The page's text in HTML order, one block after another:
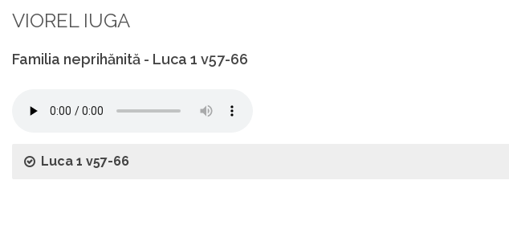
VIOREL IUGA
Familia neprihănită - Luca 1 v57-66
Luca 1 v57-66